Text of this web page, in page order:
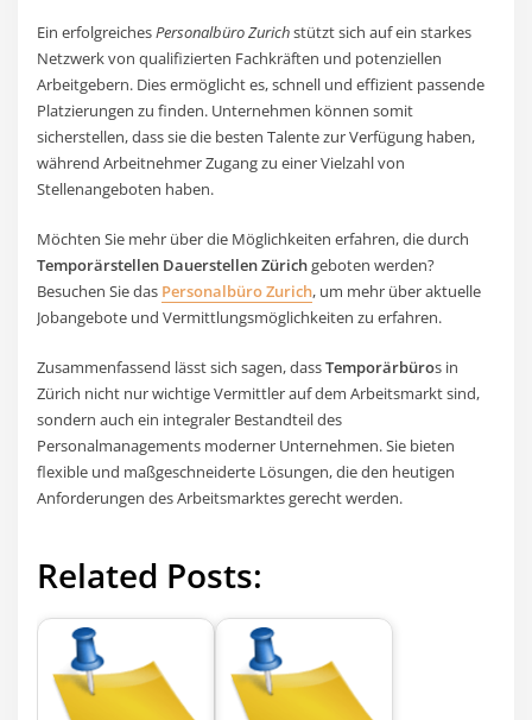
Ein erfolgreichesPersonalbüro Zurichstützt sich auf ein starkes
Netzwerk von qualifizierten Fachkräften und potenziellen
Arbeitgebern. Dies ermöglicht es, schnell und effizient passende
Platzierungen zu finden. Unternehmen können somit
sicherstellen, dass sie die besten Talente zur Verfügung haben,
während Arbeitnehmer Zugang zu einer Vielzahl von
Stellenangeboten haben.
Möchten Sie mehr über die Möglichkeiten erfahren, die durch
Temporärstellen Dauerstellen Zürichgeboten werden?
Besuchen Sie das Personalbüro Zurich, um mehr über aktuelle
Jobangebote und Vermittlungsmöglichkeiten zu erfahren.
Zusammenfassend lässt sich sagen, dassTemporärbüros in
Zürich nicht nur wichtige Vermittler auf dem Arbeitsmarkt sind,
sondern auch ein integraler Bestandteil des
Personalmanagements moderner Unternehmen. Sie bieten
flexible und maßgeschneiderte Lösungen, die den heutigen
Anforderungen des Arbeitsmarktes gerecht werden.
Related Posts: